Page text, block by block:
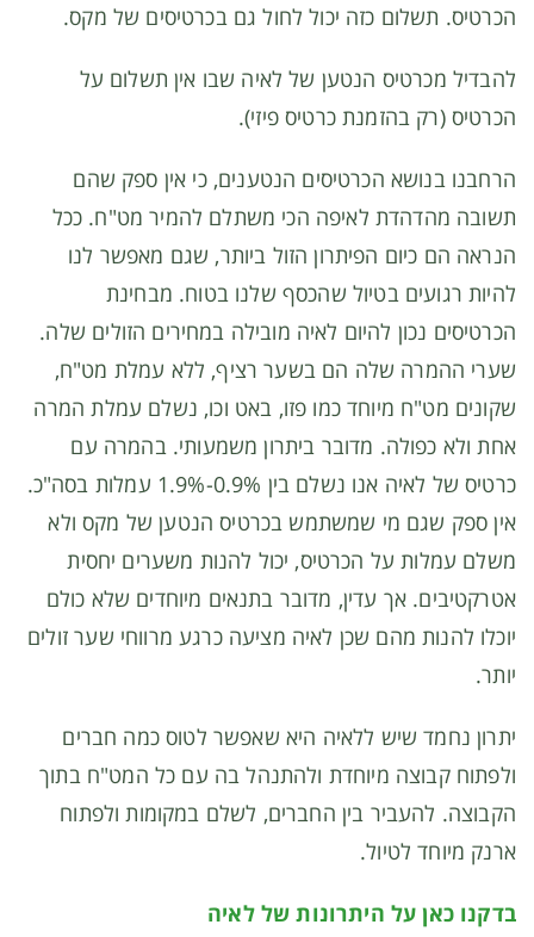
הכרטיס. תשלום כזה יכול לחול גם בכרטיסים של מקס.
להבדיל מכרטיס הנטען של לאיה שבו אין תשלום על
הכרטיס (רק בהזמנת כרטיס פיזי).
הרחבנו בנושא הכרטיסים הנטענים, כי אין ספק שהם
תשובה מהדהדת לאיפה הכי משתלם להמיר מט"ח. ככל
הנראה הם כיום הפיתרון הזול ביותר, שגם מאפשר לנו
להיות רגועים בטיול שהכסף שלנו בטוח. מבחינת
הכרטיסים נכון להיום לאיה מובילה במחירים הזולים שלה.
שערי ההמרה שלה הם בשער רציף, ללא עמלת מט"ח,
שקונים מט"ח מיוחד כמו פזו, באט וכו, נשלם עמלת המרה
אחת ולא כפולה. מדובר ביתרון משמעותי. בהמרה עם
כרטיס של לאיה אנו נשלם בין 0.9%-1.9% עמלות בסה"כ.
אין ספק שגם מי שמשתמש בכרטיס הנטען של מקס ולא
משלם עמלות על הכרטיס, יכול להנות משערים יחסית
אטרקטיבים. אך עדין, מדובר בתנאים מיוחדים שלא כולם
יוכלו להנות מהם שכן לאיה מציעה כרגע מרווחי שער זולים
יותר.
יתרון נחמד שיש ללאיה היא שאפשר לטוס כמה חברים
ולפתוח קבוצה מיוחדת ולהתנהל בה עם כל המט"ח בתוך
הקבוצה. להעביר בין החברים, לשלם במקומות ולפתוח
ארנק מיוחד לטיול.
בדקנו כאן על היתרונות של לאיה